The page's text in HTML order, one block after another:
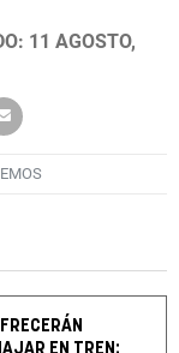
11 AGOSTO,
EN TREN: